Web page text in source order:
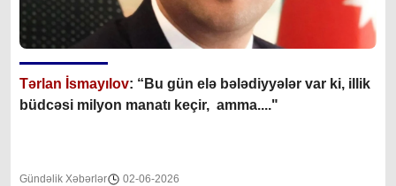
Tərlan İsmayılov: “Bu gün elə bələdiyyələr var ki, illik
büdcəsi milyon manatı keçir, amma...."
Gündəlik Xəbərlər 02-06-2026